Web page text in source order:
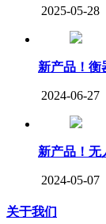
2025-05-28
新产品！衡
2024-06-27
新产品！无
2024-05-07
关于我们